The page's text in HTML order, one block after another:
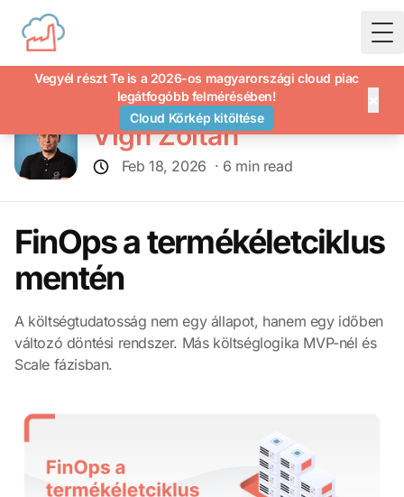
Vegyél részt Te is a 2026-os magyarországi cloud piac
legátfogóbb felmérésében!
Cloud Körkép kitöltése
Vigh Zoltán
Feb 18, 2026 · 6 min read
FinOps a termékéletciklus
mentén
A költségtudatosság nem egy állapot, hanem egy időben
változó döntési rendszer. Más költséglogika MVP-nél és
Scale fázisban.